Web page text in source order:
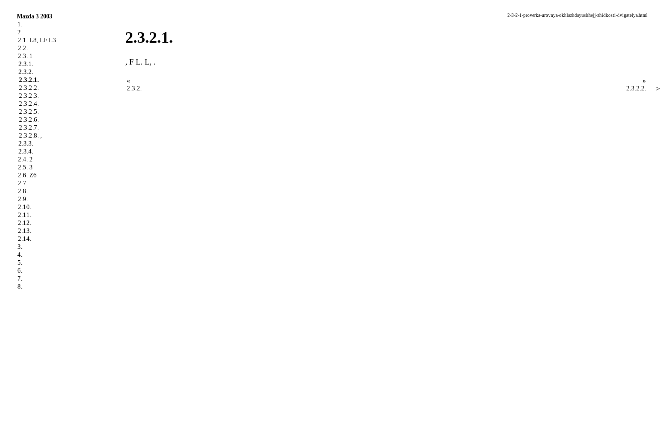
Mazda 3 2003
1.
2.
2.1. L8, LF L3
2.2.
2.3. 1
2.3.1.
2.3.2.
2.3.2.1.
2.3.2.2.
2.3.2.3.
2.3.2.4.
2.3.2.5.
2.3.2.6.
2.3.2.7.
2.3.2.8. ,
2.3.3.
2.3.4.
2.4. 2
2.5. 3
2.6. Z6
2.7.
2.8.
2.9.
2.10.
2.11.
2.12.
2.13.
2.14.
3.
4.
5.
6.
7.
8.
2-3-2-1-proverka-urovnya-okhlazhdayushhejj-zhidkosti-dvigatelya.html
2.3.2.1.
, F L. L, .
«
2.3.2.
»
2.3.2.2.
>